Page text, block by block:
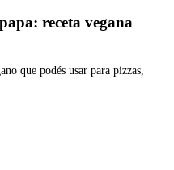
receta vegana
que podés usar para pizzas,